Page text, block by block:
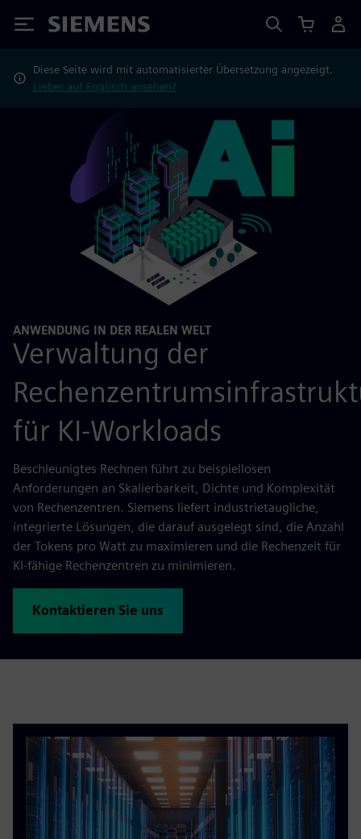
Siemens
Diese Seite wird mit automatisierter Übersetzung angezeigt.
Lieber auf Englisch ansehen?
ANWENDUNG IN DER REALEN WELT
Verwaltung der
für KI-Workloads
Beschleunigtes Rechnen führt zu beispiellosen
Anforderungen an Skalierbarkeit, Dichte und Komplexität
von Rechenzentren. Siemens liefert industrietaugliche,
integrierte Lösungen, die darauf ausgelegt sind, die Anzahl
der Tokens pro Watt zu maximieren und die Rechenzeit für
KI-fähige Rechenzentren zu minimieren.
Kontaktieren Sie uns